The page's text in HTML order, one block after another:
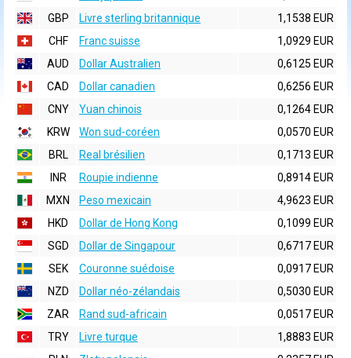
GBP
Livre sterling britannique
1,1538 EUR
CHF
Franc suisse
1,0929 EUR
AUD
Dollar Australien
0,6125 EUR
CAD
Dollar canadien
0,6256 EUR
CNY
Yuan chinois
0,1264 EUR
KRW
Won sud-coréen
0,0570 EUR
BRL
Real brésilien
0,1713 EUR
INR
Roupie indienne
0,8914 EUR
MXN
Peso mexicain
4,9623 EUR
HKD
Dollar de Hong Kong
0,1099 EUR
SGD
Dollar de Singapour
0,6717 EUR
SEK
Couronne suédoise
0,0917 EUR
NZD
Dollar néo-zélandais
0,5030 EUR
ZAR
Rand sud-africain
0,0517 EUR
TRY
Livre turque
1,8883 EUR